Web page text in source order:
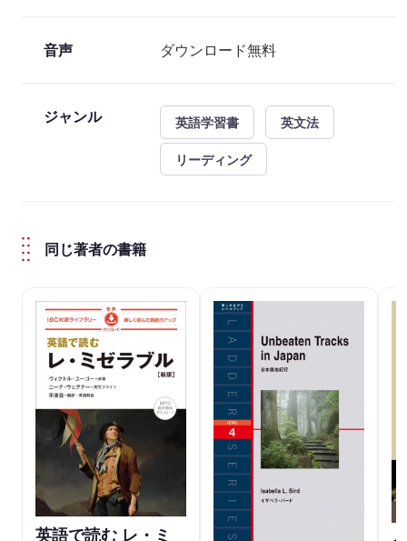
音声 ダウンロード無料
ジャンル 英語学習書 英文法
リーディング
同じ著者の書籍
英語で読む レ・ミ